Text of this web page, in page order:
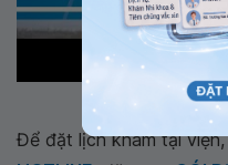
Hướng dẫn rã
Để đặt lịch khám tại